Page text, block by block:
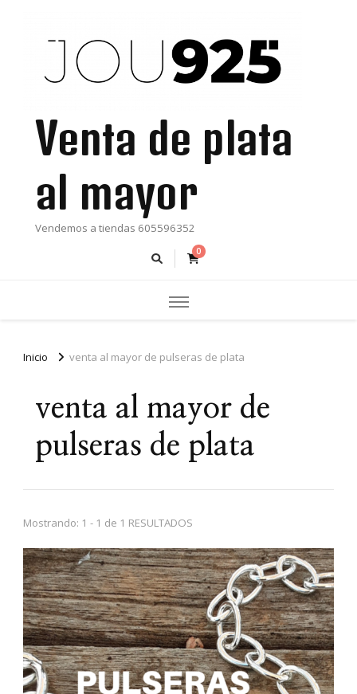
Venta de plata
al mayor
Vendemos a tiendas 605596352
0
Inicio venta al mayor de pulseras de plata
venta al mayor de
pulseras de plata
Mostrando: 1 - 1 de 1 RESULTADOS